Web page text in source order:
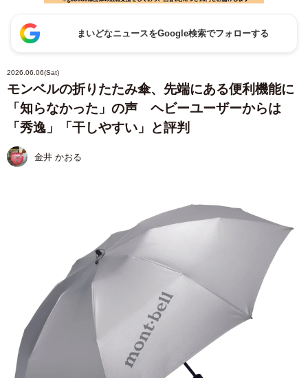
まいどなニュースをGoogle検索でフォローする
2026.06.06(Sat)
モンベルの折りたたみ傘、先端にある便利機能に
「知らなかった」の声 ヘビーユーザーからは
「秀逸」「干しやすい」と評判
金井 かおる